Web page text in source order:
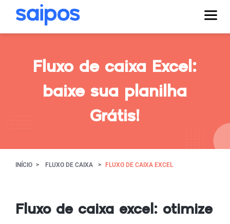
Fluxo de caixa Excel:
baixe sua planilha
Grátis!
INÍCIO FLUXO DE CAIXA FLUXO DE CAIXA EXCEL
Fluxo de caixa excel: otimize